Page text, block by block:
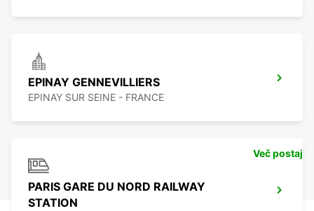
EPINAY GENNEVILLIERS
EPINAY SUR SEINE - FRANCE
PARIS GARE DU NORD RAILWAY
STATION
Več postaj